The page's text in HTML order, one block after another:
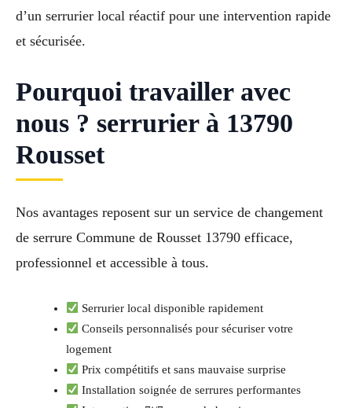
d’un serrurier local réactif pour une intervention rapide
et sécurisée.
Pourquoi travailler avec
nous ? serrurier à 13790
Rousset
Nos avantages reposent sur un service de changement
de serrure Commune de Rousset 13790 efficace,
professionnel et accessible à tous.
Serrurier local disponible rapidement
Conseils personnalisés pour sécuriser votre
logement
Prix compétitifs et sans mauvaise surprise
Installation soignée de serrures performantes